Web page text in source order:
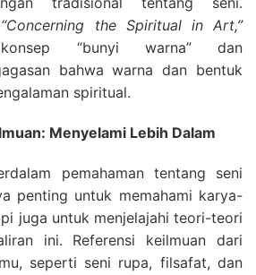
“Concerning the Spiritual in Art,”
konsep “bunyi warna” dan
bahwa warna dan bentuk
spiritual.
Menyelami Lebih Dalam
pemahaman tentang seni
penting untuk memahami karya-
juga untuk menjelajahi teori-teori
ini. Referensi keilmuan dari
seperti seni rupa, filsafat, dan